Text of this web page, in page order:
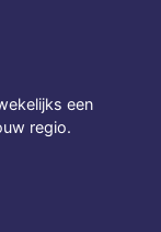
een
regio.